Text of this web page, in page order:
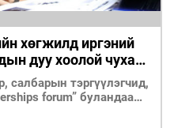
хөгжилд иргэний
дуу хоолой чухал
салбарын тэргүүлэгчид,
forum” буландаа